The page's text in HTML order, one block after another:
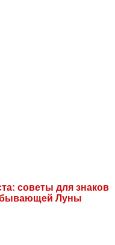
советы для знаков
Луны